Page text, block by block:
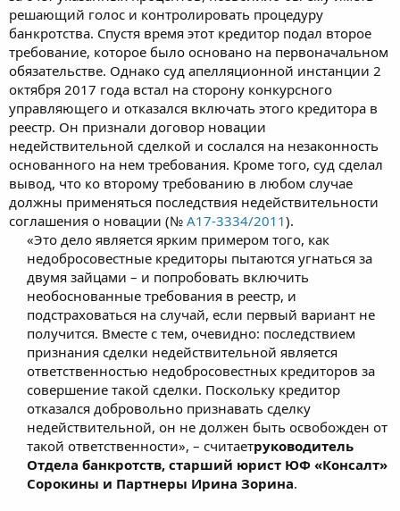
решающий голос и контролировать процедуру
банкротства. Спустя время этот кредитор подал второе
требование, которое было основано на первоначальном
обязательстве. Однако суд апелляционной инстанции 2
октября 2017 года встал на сторону конкурсного
управляющего и отказался включать этого кредитора в
реестр. Он признали договор новации
недействительной сделкой и сослался на незаконность
основанного на нем требования. Кроме того, суд сделал
вывод, что ко второму требованию в любом случае
должны применяться последствия недействительности
соглашения о новации (№ А17-3334/2011).
«Это дело является ярким примером того, как
недобросовестные кредиторы пытаются угнаться за
двумя зайцами – и попробовать включить
необоснованные требования в реестр, и
подстраховаться на случай, если первый вариант не
получится. Вместе с тем, очевидно: последствием
признания сделки недействительной является
ответственностью недобросовестных кредиторов за
совершение такой сделки. Поскольку кредитор
отказался добровольно признавать сделку
недействительной, он не должен быть освобожден от
такой ответственности», – считаетруководитель
Отдела банкротств, старший юрист ЮФ «Консалт»
Сорокины и Партнеры Ирина Зорина.​